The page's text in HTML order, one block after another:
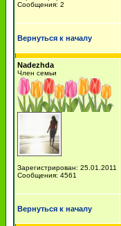
Сообщения: 2
Вернуться к началу
Nadezhda
Член семьи
Зарегистрирован: 25.01.2011
Сообщения: 4561
Вернуться к началу